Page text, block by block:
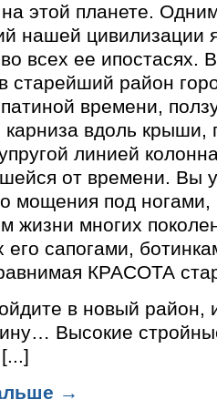
этой планете.
нашей цивилизации
всех ее ипостасях.
старейший район
времени,
вдоль
линией
от времени. Вы
мощения под
жизни многих
его сапогами,
КРАСОТА
в новый район,
Высокие
→